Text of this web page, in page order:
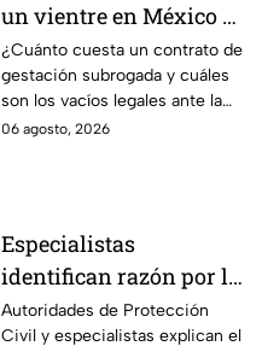
un vientre en México y
en qué estados se
permite la gestación
subrogada?
¿Cuánto cuesta un contrato de
gestación subrogada y cuáles
son los vacíos legales ante la
falta de una ley federal que
06 agosto, 2026
Especialistas
identifican razón por la
que tiembla tanto en
Autoridades de Protección
Civil y especialistas explican el